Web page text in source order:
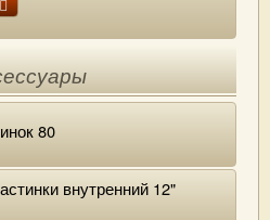
80
внутренний 12"